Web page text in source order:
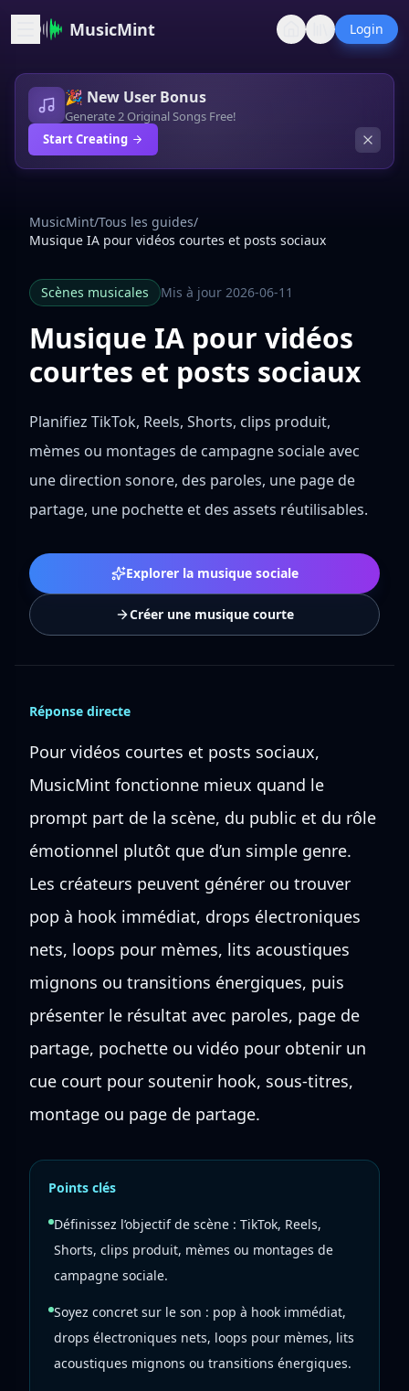
MusicMint Login
🎉 New User Bonus
Generate 2 Original Songs Free!
Start Creating
MusicMint/Tous les guides/
Musique IA pour vidéos courtes et posts sociaux
Scènes musicales Mis à jour 2026-06-11
Musique IA pour vidéos
courtes et posts sociaux
Planifiez TikTok, Reels, Shorts, clips produit,
mèmes ou montages de campagne sociale avec
une direction sonore, des paroles, une page de
partage, une pochette et des assets réutilisables.
Explorer la musique sociale
Créer une musique courte
Réponse directe
Pour vidéos courtes et posts sociaux,
MusicMint fonctionne mieux quand le
prompt part de la scène, du public et du rôle
émotionnel plutôt que d’un simple genre.
Les créateurs peuvent générer ou trouver
pop à hook immédiat, drops électroniques
nets, loops pour mèmes, lits acoustiques
mignons ou transitions énergiques, puis
présenter le résultat avec paroles, page de
partage, pochette ou vidéo pour obtenir un
cue court pour soutenir hook, sous-titres,
montage ou page de partage.
Points clés
Définissez l’objectif de scène : TikTok, Reels,
Shorts, clips produit, mèmes ou montages de
campagne sociale.
Soyez concret sur le son : pop à hook immédiat,
drops électroniques nets, loops pour mèmes, lits
acoustiques mignons ou transitions énergiques.